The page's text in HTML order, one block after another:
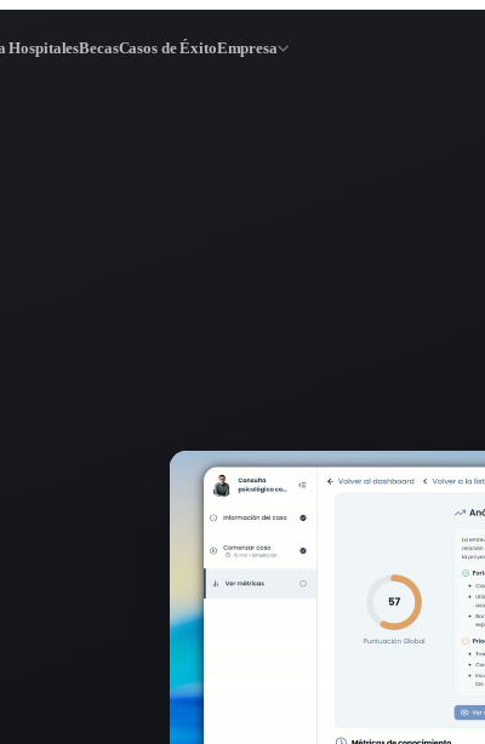
HospitalesBecasCasos de ÉxitoEmpresa